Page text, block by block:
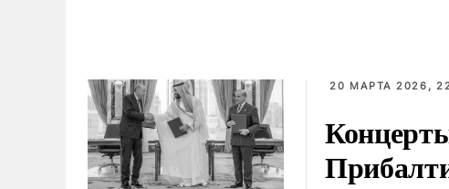
20 МАРТА 2026,